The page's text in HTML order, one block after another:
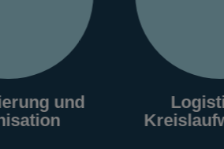
Logistik und
Kreislaufwirtschaft